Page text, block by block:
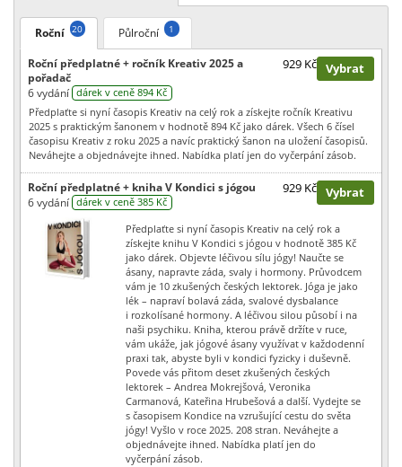
Roční 20 Půlroční 1
Roční předplatné + ročník Kreativ 2025 a
pořadač
6 vydání dárek v ceně 894 Kč
929 Kč Vybrat
Předplaťte si nyní časopis Kreativ na celý rok a získejte ročník Kreativu
2025 s praktickým šanonem v hodnotě 894 Kč jako dárek. Všech 6 čísel
časopisu Kreativ z roku 2025 a navíc praktický šanon na uložení časopisů.
Neváhejte a objednávejte ihned. Nabídka platí jen do vyčerpání zásob.
Roční předplatné + kniha V Kondici s jógou
6 vydání dárek v ceně 385 Kč
929 Kč Vybrat
Předplaťte si nyní časopis Kreativ na celý rok a
získejte knihu V Kondici s jógou v hodnotě 385 Kč
jako dárek. Objevte léčivou sílu jógy! Naučte se
ásany, napravte záda, svaly i hormony. Průvodcem
vám je 10 zkušených českých lektorek. Jóga je jako
lék – napraví bolavá záda, svalové dysbalance
i rozkolísané hormony. A léčivou silou působí i na
naši psychiku. Kniha, kterou právě držíte v ruce,
vám ukáže, jak jógové ásany využívat v každodenní
praxi tak, abyste byli v kondici fyzicky i duševně.
Povede vás přitom deset zkušených českých
lektorek – Andrea Mokrejšová, Veronika
Carmanová, Kateřina Hrubešová a další. Vydejte se
s časopisem Kondice na vzrušující cestu do světa
jógy! Vyšlo v roce 2025. 208 stran. Neváhejte a
objednávejte ihned. Nabídka platí jen do
vyčerpání zásob.